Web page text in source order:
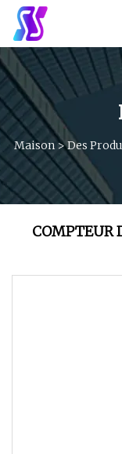
Maison >Des
COMPTEUR